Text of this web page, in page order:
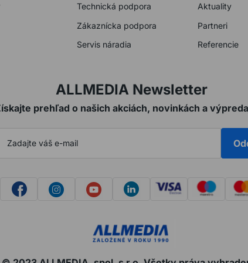
Technická podpora
Zákaznícka podpora
Servis náradia
Aktuality
Partneri
Referencie
ALLMEDIA Newsletter
prehľad o našich akciách, novinkách a